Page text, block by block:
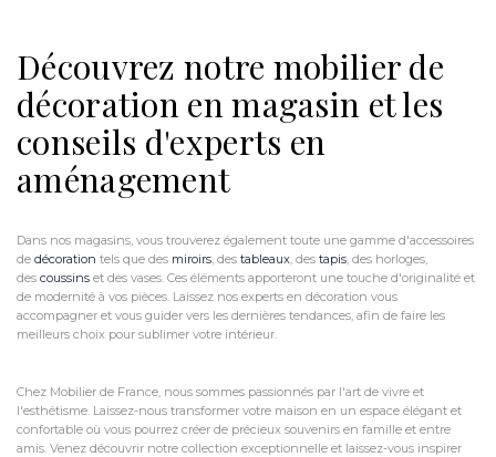
Découvrez notre mobilier de
décoration en magasin et les
conseils d'experts en
aménagement
Dans nos magasins, vous trouverez également toute une gamme d'accessoires
de décoration tels que des miroirs , des tableaux , des tapis , des horloges,
des coussins et des vases. Ces éléments apporteront une touche d'originalité et
de modernité à vos pièces. Laissez nos experts en décoration vous
accompagner et vous guider vers les dernières tendances, afin de faire les
meilleurs choix pour sublimer votre intérieur.
Chez Mobilier de France, nous sommes passionnés par l'art de vivre et
l'esthétisme. Laissez-nous transformer votre maison en un espace élégant et
confortable où vous pourrez créer de précieux souvenirs en famille et entre
amis. Venez découvrir notre collection exceptionnelle et laissez-vous inspirer